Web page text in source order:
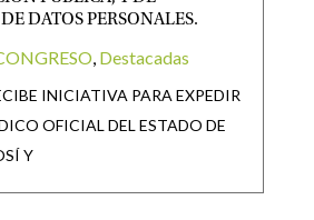
DATOS PERSONALES.
Destacadas
INICIATIVA PARA EXPEDIR
OFICIAL DEL ESTADO DE
Y